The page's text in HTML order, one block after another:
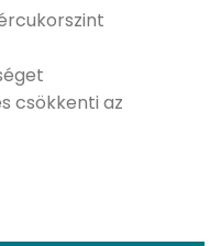
csökkenti az
kapszula - 30 db